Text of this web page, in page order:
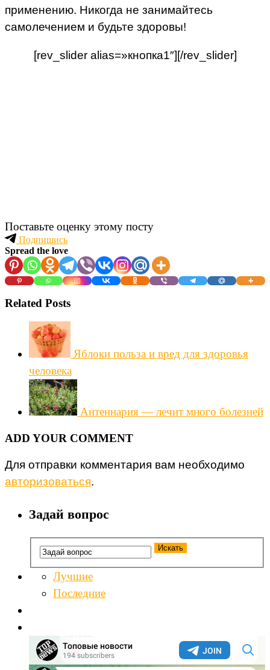
применению. Никогда не занимайтесь
самолечением и будьте здоровы!
[rev_slider alias=»кнопка1″][/rev_slider]
Поставьте оценку этому посту
Подпишись
Spread the love
Related Posts
Яблоки польза и вред для здоровья
человека
Антеннария — лечит много болезней
ADD YOUR COMMENT
Для отправки комментария вам необходимо
авторизоваться.
Задай вопрос
Лучшие
Последние